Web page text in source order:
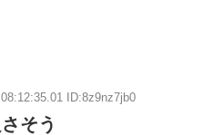
ID:8z9nz7jb0
そう